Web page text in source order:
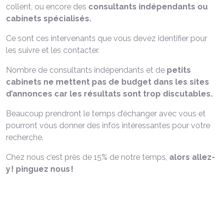
collent, ou encore des consultants indépendants ou
cabinets spécialisés.
Ce sont ces intervenants que vous devez identifier pour
les suivre et les contacter.
Nombre de consultants indépendants et de petits
cabinets ne mettent pas de budget dans les sites
d’annonces car les résultats sont trop discutables.
Beaucoup prendront le temps d’échanger avec vous et
pourront vous donner des infos intéressantes pour votre
recherche.
Chez nous c’est près de 15% de notre temps, alors allez-
y ! pinguez nous !